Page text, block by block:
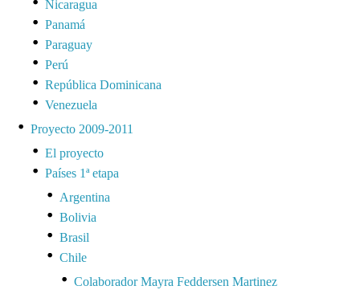
Nicaragua
Panamá
Paraguay
Perú
República Dominicana
Venezuela
Proyecto 2009-2011
El proyecto
Países 1ª etapa
Argentina
Bolivia
Brasil
Chile
Colaborador Mayra Feddersen Martinez